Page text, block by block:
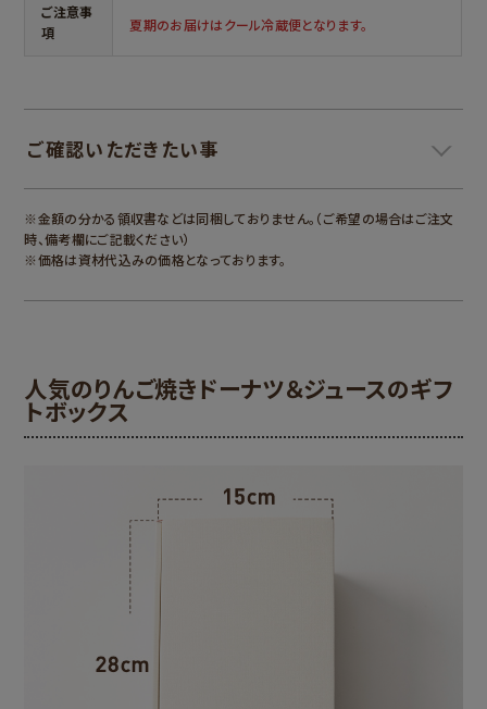
ご注意事
項
夏期のお届けはクール冷蔵便となります。
ご確認いただきたい事 ＞
※金額の分かる領収書などは同梱しておりません。（ご希望の場合はご注文
時、備考欄にご記載ください）
※価格は資材代込みの価格となっております。
人気のりんご焼きドーナツ＆ジュースのギフ
トボックス